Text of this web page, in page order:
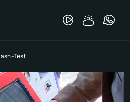
Test